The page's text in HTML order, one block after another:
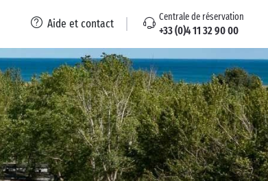
Aide et contact Centrale de réservation
+33 (0)4 11 32 90 00